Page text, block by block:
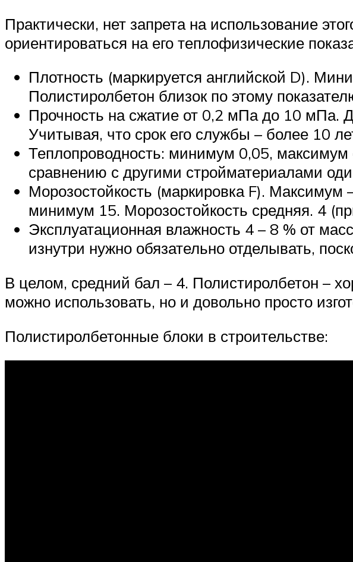
Практически, нет запрета на использование
ориентироваться на его теплофизические
Плотность (маркируется английской D).
Полистиролбетон близок по этому
Прочность на сжатие от 0,2 мПа до 10 мПа.
Учитывая, что срок его службы – более 10
Теплопроводность: минимум 0,05, максимум
сравнению с другими стройматериалами
Морозостойкость (маркировка F). Максимум
минимум 15. Морозостойкость средняя. 4
Эксплуатационная влажность 4 – 8 % от
изнутри нужно обязательно отделывать,
В целом, средний бал – 4. Полистиролбетон –
можно использовать, но и довольно просто
Полистиролбетонные блоки в строительстве: